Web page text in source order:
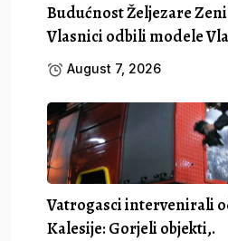
Budućnost Željezare
Vlasnici odbili modele
August 7, 2026
Vatrogasci intervenirali
Kalesije: Gorjeli objekti,.